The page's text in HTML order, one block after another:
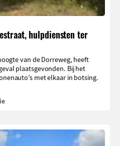
hulpdiensten ter
van de Dorreweg, heeft
plaatsgevonden. Bij het
met elkaar in botsing.